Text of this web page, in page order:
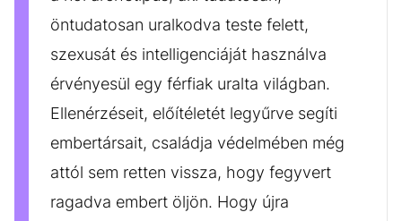
öntudatosan uralkodva teste felett,
szexusát és intelligenciáját használva
érvényesül egy férfiak uralta világban.
Ellenérzéseit, előítéletét legyűrve segíti
embertársait, családja védelmében még
attól sem retten vissza, hogy fegyvert
ragadva embert öljön. Hogy újra